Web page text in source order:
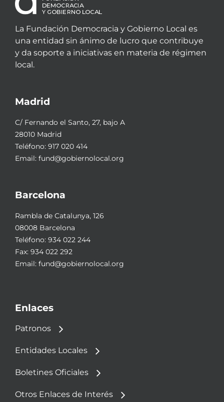
La Fundación Democracia y Gobierno Local es
una entidad sin ánimo de lucro que contribuye
y da soporte a iniciativas en materia de régimen
local.
Madrid
C/ Fernando el Santo, 27, bajo A
28010 Madrid
Teléfono: 917 020 414
Email: fund@gobiernolocal.org
Barcelona
Rambla de Catalunya, 126
08008 Barcelona
Teléfono: 934 022 244
Fax: 934 022 292
Email: fund@gobiernolocal.org
Enlaces
Patronos
Entidades Locales
Boletines Oficiales
Otros Enlaces de Interés